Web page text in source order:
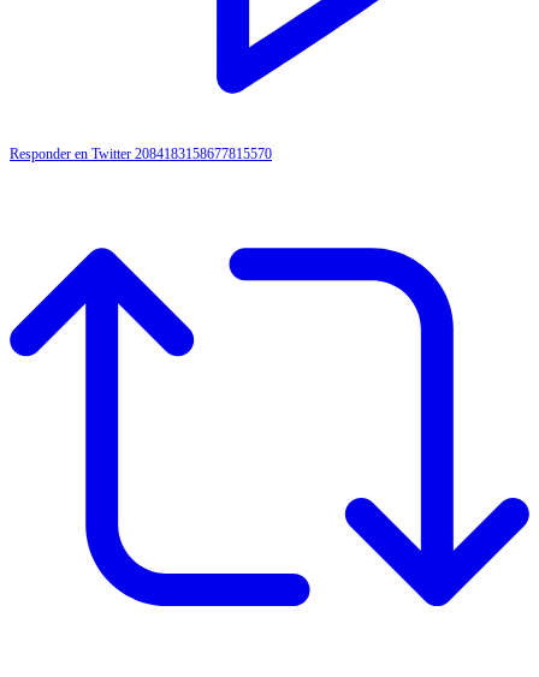
Responder en Twitter 2084183158677815570